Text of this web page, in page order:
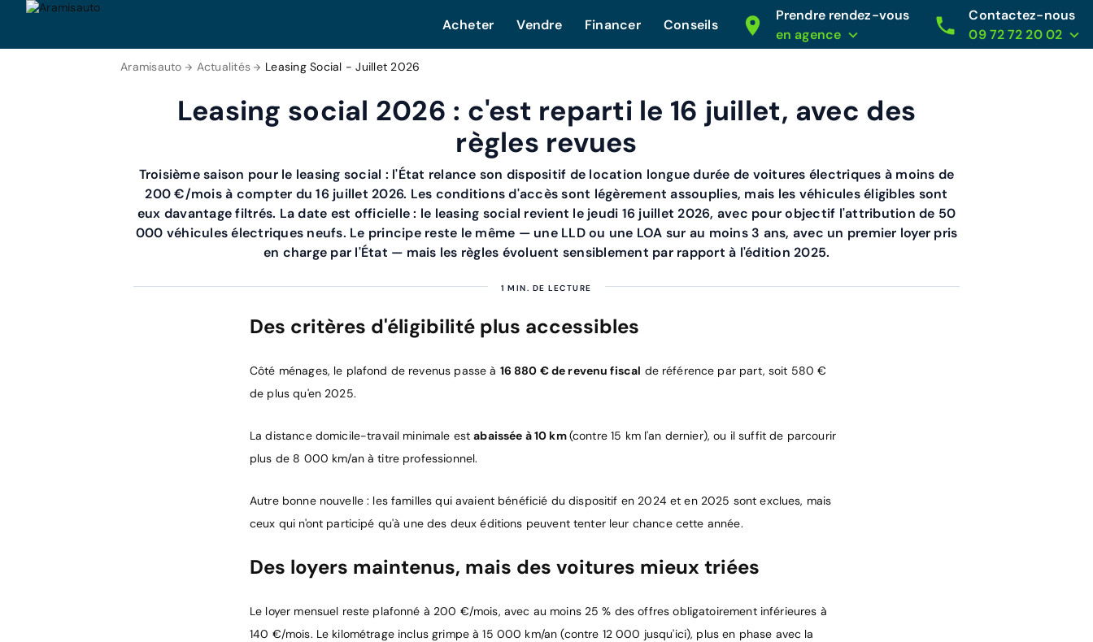
Acheter Vendre Financer Conseils
Prendre rendez-vous
en agence
Contactez-nous
09 72 72 20 02
Aramisauto Actualités Leasing Social - Juillet 2026
Leasing social 2026 : c'est reparti le 16 juillet, avec des
règles revues
Troisième saison pour le leasing social : l'État relance son dispositif de location longue durée de voitures électriques à moins de
200 €/mois à compter du 16 juillet 2026. Les conditions d'accès sont légèrement assouplies, mais les véhicules éligibles sont
eux davantage filtrés. La date est officielle : le leasing social revient le jeudi 16 juillet 2026, avec pour objectif l'attribution de 50
000 véhicules électriques neufs. Le principe reste le même — une LLD ou une LOA sur au moins 3 ans, avec un premier loyer pris
en charge par l'État — mais les règles évoluent sensiblement par rapport à l'édition 2025.
1 MIN. DE LECTURE
Des critères d'éligibilité plus accessibles
Côté ménages, le plafond de revenus passe à 16 880 € de revenu fiscal de référence par part, soit 580 €
de plus qu'en 2025.
La distance domicile-travail minimale estabaissée à 10 km(contre 15 km l'an dernier), ou il suffit de parcourir
plus de 8 000 km/an à titre professionnel.
Autre bonne nouvelle : les familles qui avaient bénéficié du dispositif en 2024 et en 2025 sont exclues, mais
ceux qui n'ont participé qu'à une des deux éditions peuvent tenter leur chance cette année.
Des loyers maintenus, mais des voitures mieux triées
Le loyer mensuel reste plafonné à 200 €/mois, avec au moins 25 % des offres obligatoirement inférieures à
140 €/mois. Le kilométrage inclus grimpe à 15 000 km/an (contre 12 000 jusqu'ici), plus en phase avec la